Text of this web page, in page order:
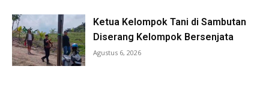
Ketua Kelompok Tani di Sambutan
Diserang Kelompok Bersenjata
Agustus 6, 2026